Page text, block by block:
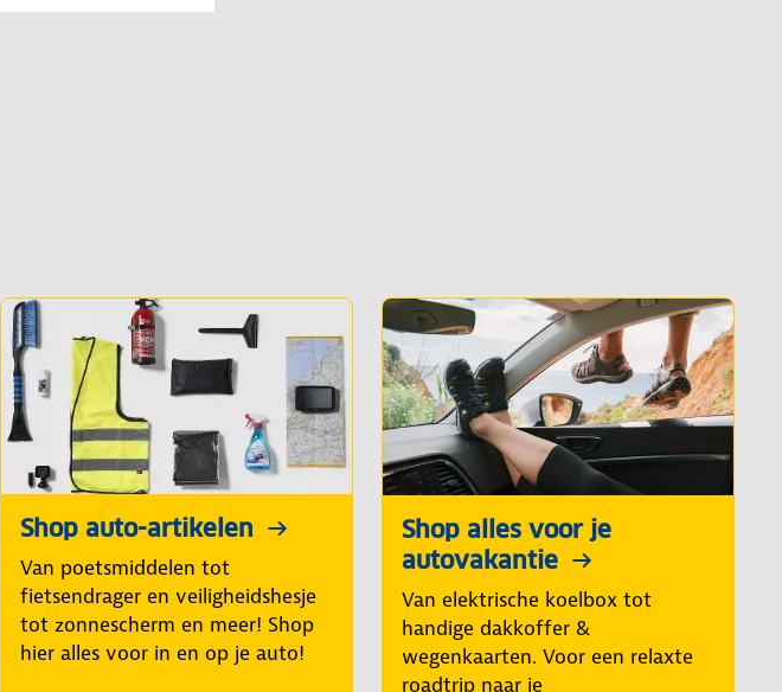
Shop auto-artikelen
Van poetsmiddelen tot
fietsendrager en veiligheidshesje
tot zonnescherm en meer! Shop
hier alles voor in en op je auto!
Shop alles voor je
autovakantie
Van elektrische koelbox tot
handige dakkoffer &
wegenkaarten. Voor een relaxte
roadtrip naar je